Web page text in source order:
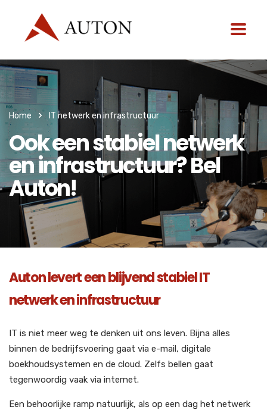
Home IT netwerk en infrastructuur
Ook een stabiel netwerk
en infrastructuur? Bel
Auton!
Auton levert een blijvend stabiel IT
netwerk en infrastructuur
IT is niet meer weg te denken uit ons leven. Bijna alles
binnen de bedrijfsvoering gaat via e-mail, digitale
boekhoudsystemen en de cloud. Zelfs bellen gaat
tegenwoordig vaak via internet.
Een behoorlijke ramp natuurlijk, als op een dag het netwerk